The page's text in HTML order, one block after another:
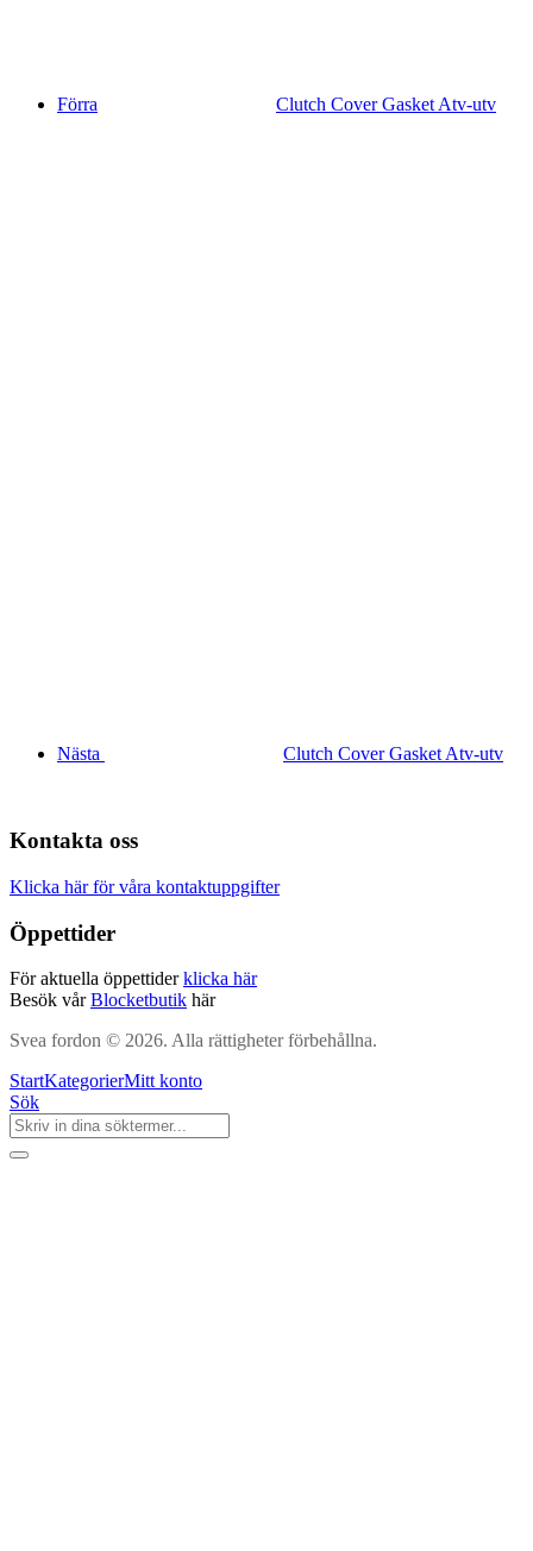
Förra Clutch Cover Gasket Atv-utv
Nästa Clutch Cover Gasket Atv-utv
Kontakta oss
Klicka här för våra kontaktuppgifter
Öppettider
För aktuella öppettiderklicka här
Besök vårBlocketbutik här
Svea fordon © 2026. Alla rättigheter förbehållna.
StartKategorierMitt konto
Sök